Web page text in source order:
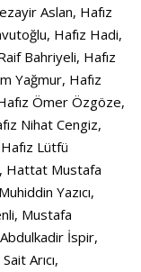
Aslan, Hafız
Hafız Hadi,
Bahriyeli, Hafız
Yağmur, Hafız
Hafız Ömer Özgöze,
Nihat Cengiz,
Lütfü
Hattat Mustafa
Yazıcı,
Mustafa
İspir,
Arıcı,